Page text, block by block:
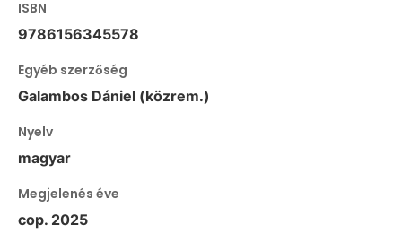
ISBN
9786156345578
Egyéb szerzőség
Galambos Dániel (közrem.)
Nyelv
magyar
Megjelenés éve
cop. 2025